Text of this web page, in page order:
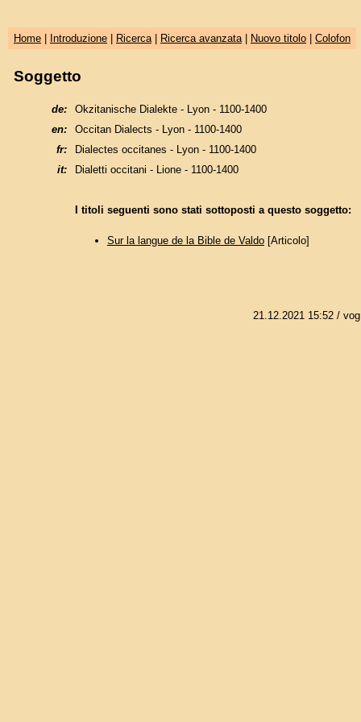
Home| Introduzione| Ricerca| Ricerca avanzata| Nuovo titolo| Colofon
Soggetto
de:
Okzitanische Dialekte - Lyon - 1100-1400
en:
Occitan Dialects - Lyon - 1100-1400
fr:
Dialectes occitanes - Lyon - 1100-1400
it:
Dialetti occitani - Lione - 1100-1400
I titoli seguenti sono stati sottoposti a questo soggetto:
Sur la langue de la Bible de Valdo[Articolo]
21.12.2021 15:52/ vog